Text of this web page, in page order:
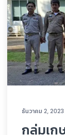
ธันวาคม 2, 2023
กลุ่มเก